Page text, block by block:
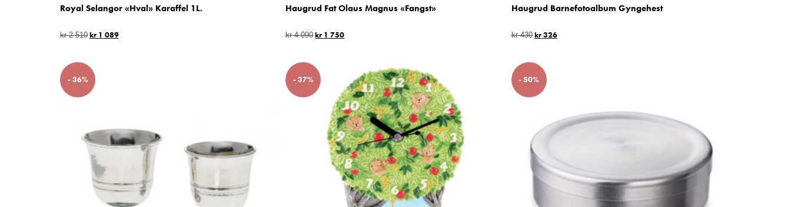
Royal Selangor «Hval» Karaffel 1L.
kr2 510 kr 1 089
Haugrud Fat Olaus Magnus «Fangst»
kr4 090 kr 1 750
Haugrud Barnefotoalbum Gyngehest
kr430 kr326
- 36% - 37% - 50%